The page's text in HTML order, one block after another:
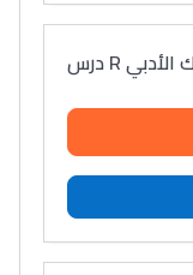
مادة الرياضيات الجذع المشترك الأدبي R درس